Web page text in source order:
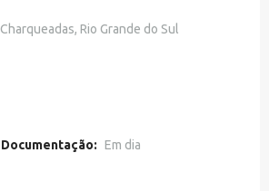
Charqueadas, Rio Grande do Sul
Documentação: Em dia